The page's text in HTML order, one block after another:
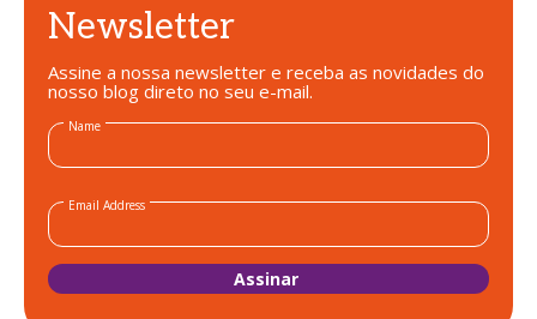
Newsletter
Assine a nossa newsletter e receba as novidades do
nosso blog direto no seu e-mail.
Name
Email Address